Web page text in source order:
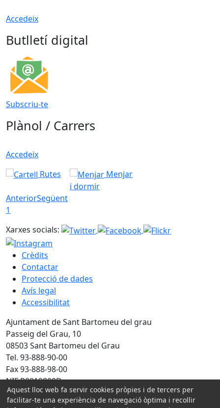
Accedeix
Butlletí digital
Subscriu-te
Plànol / Carrers
Accedeix
Rutes
Menjar
i dormir
AnteriorSegüent
1
Xarxes socials:
Crèdits
Contactar
Protecció de dades
Avís legal
Accessibilitat
Ajuntament de Sant Bartomeu del grau
Passeig del Grau, 10
08503 Sant Bartomeu del Grau
Tel. 93-888-90-00
Fax 93-888-98-00
NIF P0819800D
Amb la col·laboració de:
Aquest lloc web fa servir cookies pròpies i de tercers per
facilitar-te una experiència de navegació òptima i recollir